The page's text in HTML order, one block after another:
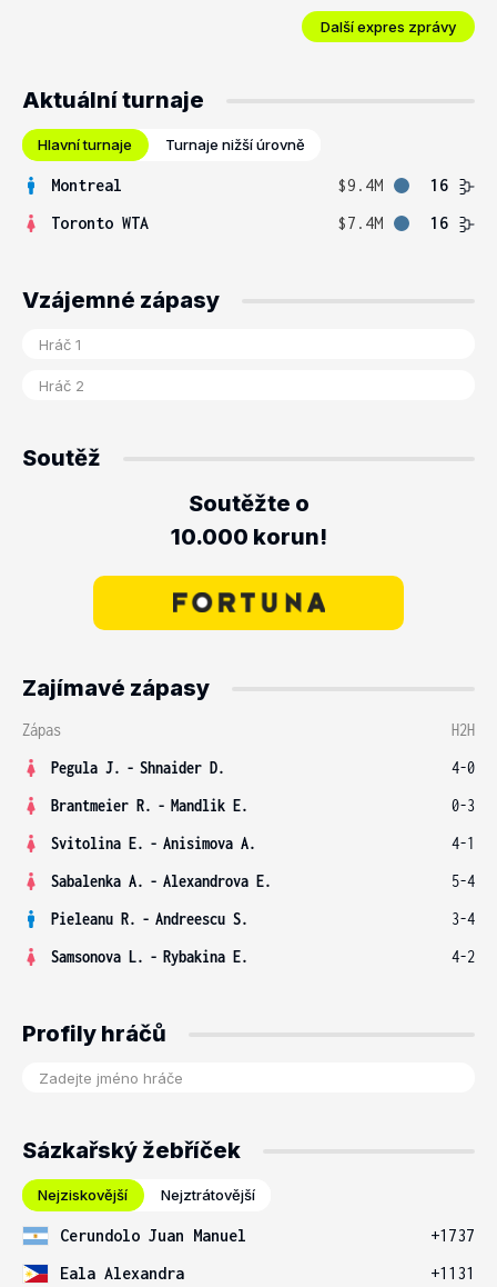
Další expres zprávy
Aktuální turnaje
Hlavní turnaje Turnaje nižší úrovně
Montreal $9.4M
16
Toronto WTA
$7.4M 16
Vzájemné zápasy
Soutěž
Soutěžte o
10.000 korun!
Zajímavé zápasy
Zápas
H2H
Pegula J. - Shnaider D.
4-0
Brantmeier R. - Mandlik E.
0-3
Svitolina E. - Anisimova A.
4-1
Sabalenka A. - Alexandrova E.
5-4
Pieleanu R. - Andreescu S.
3-4
Samsonova L. - Rybakina E. 4-2
Profily hráčů
Sázkařský žebříček
Nejziskovější Nejztrátovější
Cerundolo Juan Manuel
+1737
Eala Alexandra
+1131